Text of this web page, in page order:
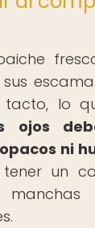
tacto, lo
ojos
ni
un